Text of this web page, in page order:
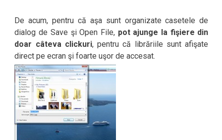
De acum, pentru că aşa sunt organizate casetele de
dialog de Save şi Open File, pot ajunge la fişiere din
doar câteva clickuri, pentru că librăriile sunt afişate
direct pe ecran şi foarte uşor de accesat.